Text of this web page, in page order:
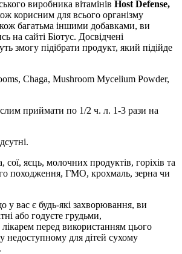
виробника вітамінів Host Defense,
корисним для всього організму
багатьма іншими добавками, ви
на сайті Біотус. Досвідчені
змогу підібрати продукт, який підійде
Chaga, Mushroom Mycelium Powder,
приймати по 1/2 ч. л. 1-3 рази на
сої, яєць, молочних продуктів, горіхів та
походження, ГМО, крохмаль, зерна чи
у вас є будь-які захворювання, ви
або годуєте грудьми,
лікарем перед використанням цього
недоступному для дітей сухому